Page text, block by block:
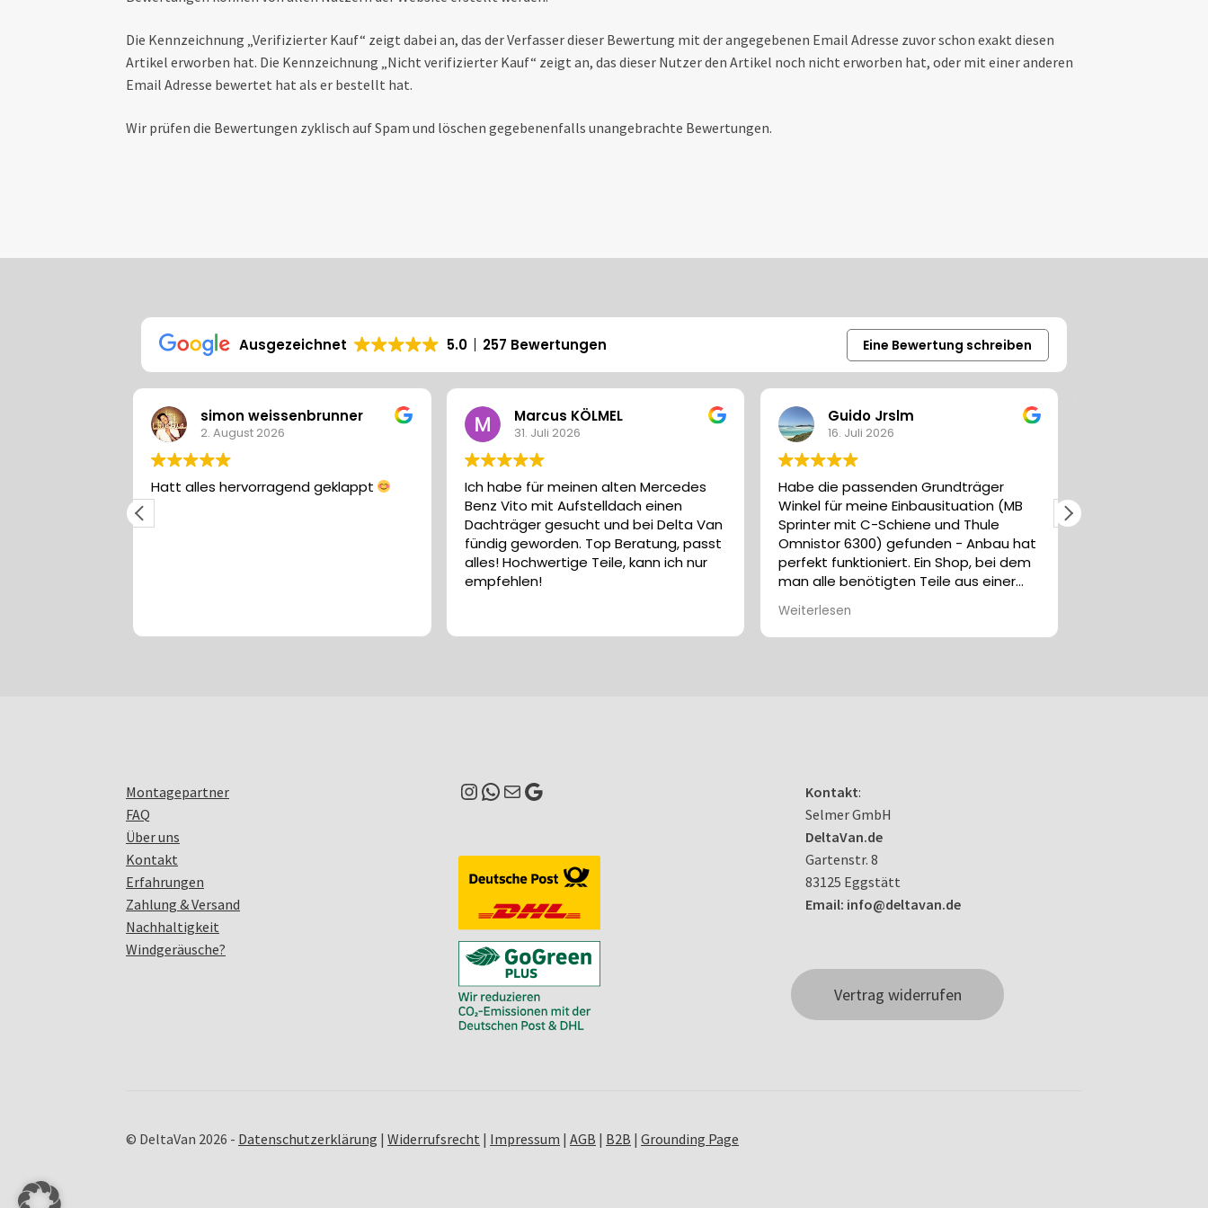
Die Kennzeichnung „Verifizierter Kauf“ zeigt dabei an, das der Verfasser dieser Bewertung mit der angegebenen Email Adresse zuvor schon exakt diesen
Artikel erworben hat. Die Kennzeichnung „Nicht verifizierter Kauf“ zeigt an, das dieser Nutzer den Artikel noch nicht erworben hat, oder mit einer anderen
Email Adresse bewertet hat als er bestellt hat.
Wir prüfen die Bewertungen zyklisch auf Spam und löschen gegebenenfalls unangebrachte Bewertungen.
Ausgezeichnet 5.0 257 Bewertungen Eine Bewertung schreiben
simon weissenbrunner
alles hervorragend geklappt
Marcus KÖLMEL
Ich habe für meinen alten Mercedes
Benz Vito mit Aufstelldach einen
Dachträger gesucht und bei Delta Van
fündig geworden. Top Beratung, passt
alles! Hochwertige Teile, kann ich nur
Guido Jrslm
Habe die passenden Grundträger
Winkel für meine Einbausituation (MB
Sprinter mit C-Schiene und Thule
Omnistor 6300) gefunden - Anbau hat
perfekt funktioniert. Ein Shop, bei dem
man alle benötigten Teile aus einer
Suchen auf diversen Webseiten. Klare
Kaufempfehlung
Ma Mü mit K
Lieferung und Qualität top...
Montagepartner
FAQ
Über uns
Kontakt
Erfahrungen
Zahlung & Versand
Nachhaltigkeit
Windgeräusche?
Instagram
WhatsApp
E-MailGoogle Kontakt:
Selmer GmbH
DeltaVan.de
Gartenstr. 8
83125 Eggstätt
Email: info@deltavan.de
Vertrag widerrufen
© DeltaVan 2026 - Datenschutzerklärung |Widerrufsrecht | Impressum |AGB | B2B |Grounding Page